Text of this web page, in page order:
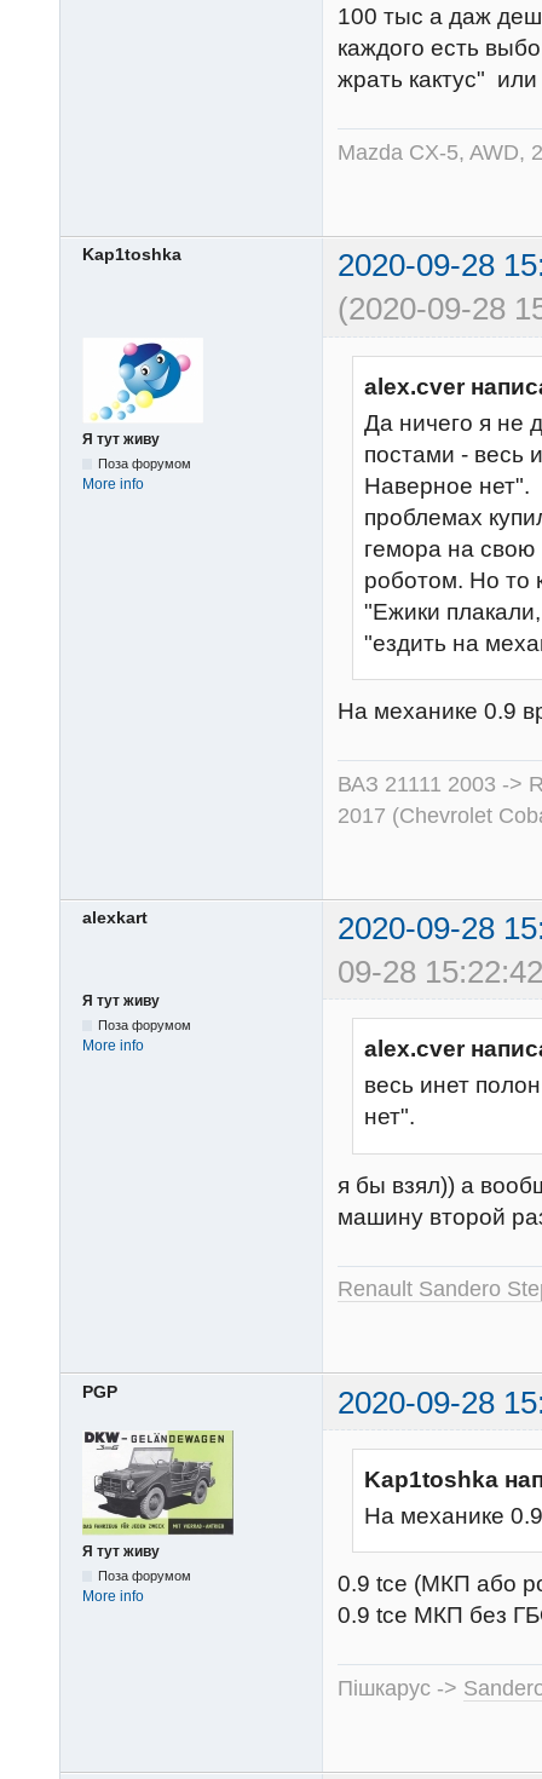
100 тыс а даж
каждого есть
жрать кактус"
Mazda CX-5, AWD,
Kap1toshka
2020-09-28
(2020-09-28
Я тут живу
Поза форумом
More info
alex.cver
Да ничего я не
постами - весь
Наверное нет".
проблемах
гемора на
роботом. Но то
"Ежики
"ездить на
На механике 0.9
ВАЗ 21111 2003 ->
2017 (Chevrolet
alexkart
2020-09-28
09-28
Я тут живу
Поза форумом
More info
alex.cver
весь инет
нет".
я бы взял)) а
машину второй
Renault Sandero
PGP 2020-09-28
Я тут живу
Поза форумом
More info
Kap1toshka
На механике
0.9 tce (МКП або
0.9 tce МКП без
Пішкарус ->